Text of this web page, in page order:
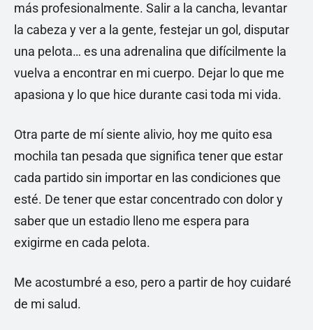
más profesionalmente. Salir a la cancha, levantar
la cabeza y ver a la gente, festejar un gol, disputar
una pelota… es una adrenalina que difícilmente la
vuelva a encontrar en mi cuerpo. Dejar lo que me
apasiona y lo que hice durante casi toda mi vida.
Otra parte de mí siente alivio, hoy me quito esa
mochila tan pesada que significa tener que estar
cada partido sin importar en las condiciones que
esté. De tener que estar concentrado con dolor y
saber que un estadio lleno me espera para
exigirme en cada pelota.
Me acostumbré a eso, pero a partir de hoy cuidaré
de mi salud.